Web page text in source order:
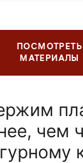
ПОСМОТРЕТЬ
МАТЕРИАЛЫ
чем